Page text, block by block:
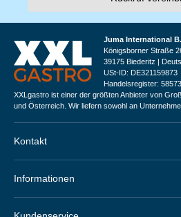
Juma International
Königsborner Straße
39175 Biederitz |
USt-ID: DE321159873
Handelsregister:
XXLgastro ist einer der größten Anbieter von
und Österreich. Wir liefern sowohl an
Kontakt
Informationen